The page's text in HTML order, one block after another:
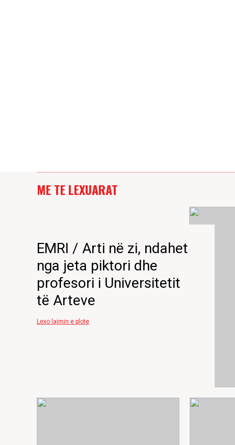
ME TE LEXUARAT
EMRI / Arti në zi, ndahet
nga jeta piktori dhe
profesori i Universitetit
të Arteve
Lexo lajmin e plote